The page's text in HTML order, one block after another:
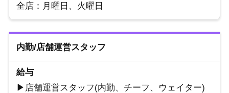
全店：月曜日、火曜日
内勤/店舗運営スタッフ
給与
▶店舗運営スタッフ(内勤、チーフ、ウェイター)